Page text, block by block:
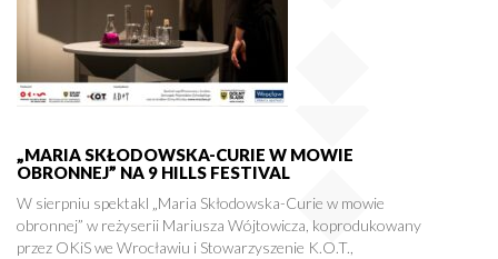
„MARIA SKŁODOWSKA-CURIE W MOWIE
OBRONNEJ” NA 9 HILLS FESTIVAL
W sierpniu spektakl „Maria Skłodowska-Curie w mowie
obronnej” w reżyserii Mariusza Wójtowicza, koprodukowany
przez OKiS we Wrocławiu i Stowarzyszenie K.O.T.,